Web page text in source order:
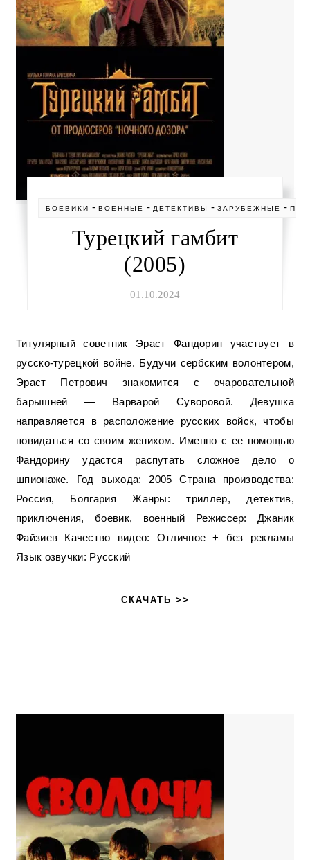
БОЕВИКИ -ВОЕННЫЕ - ДЕТЕКТИВЫ -ЗАРУБЕЖНЫЕ -
Турецкий гамбит
(2005)
01.10.2024
Титулярный советник Эраст Фандорин участвует в
русско-турецкой войне. Будучи сербским волонтером,
Эраст Петрович знакомится с очаровательной
барышней — Варварой Суворовой. Девушка
направляется в расположение русских войск, чтобы
повидаться со своим женихом. Именно с ее помощью
Фандорину удастся распутать сложное дело о
шпионаже. Год выхода: 2005 Страна производства:
Россия, Болгария Жанры: триллер, детектив,
приключения, боевик, военный Режиссер: Джаник
Файзиев Качество видео: Отличное + без рекламы
Язык озвучки: Русский
СКАЧАТЬ >>